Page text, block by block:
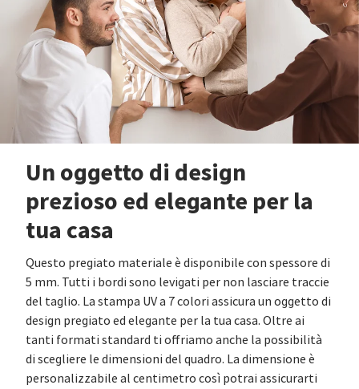
Un oggetto di design
prezioso ed elegante per la
tua casa
Questo pregiato materiale è disponibile con spessore di
5 mm. Tutti i bordi sono levigati per non lasciare traccie
del taglio. La stampa UV a 7 colori assicura un oggetto di
design pregiato ed elegante per la tua casa. Oltre ai
tanti formati standard ti offriamo anche la possibilità
di scegliere le dimensioni del quadro. La dimensione è
personalizzabile al centimetro così potrai assicurarti